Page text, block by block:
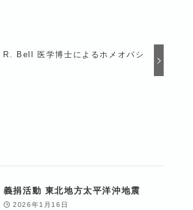
Bell 医学博士によるホメオパシ
義捐活動 東北地方太平洋沖地震
2026年1月16日